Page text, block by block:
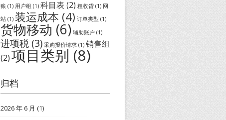
账 (1) 用户组 (1) 科目表 (2) 粗收货 (1) 网
站 (1) 装运成本 (4) 订单类型 (1)
货物移动 (6) 辅助账户 (1)
进项税 (3) 采购报价请求 (1) 销售组
(2)项目类别 (8)
归档
2026 年 6 月 (1)